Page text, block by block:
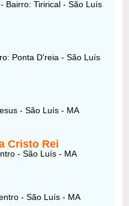
Bairro: Tirirical - São Luís
Ponta D'reia - São Luís
- São Luís - MA
Cristo Rei
- São Luís - MA
- São Luís - MA